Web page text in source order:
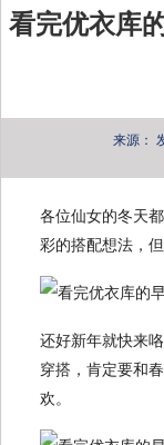
看完优衣库
来源：
各位仙女的冬天
彩的搭配想法，
还好新年就快来
穿搭，肯定要和
欢。